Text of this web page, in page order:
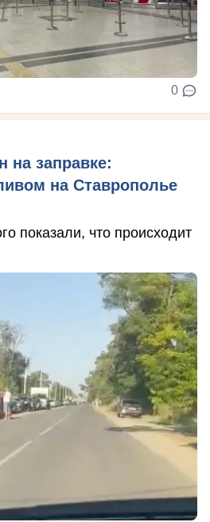
0
на заправке:
на Ставрополье
показали, что происходит